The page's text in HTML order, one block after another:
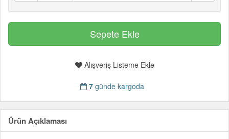
Alışveriş Listeme Ekle
7günde kargoda
Ürün Açıklaması